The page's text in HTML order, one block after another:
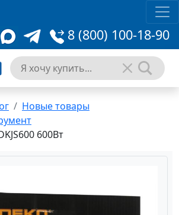
8 (800) 100-18-90
Новые товары
600Вт